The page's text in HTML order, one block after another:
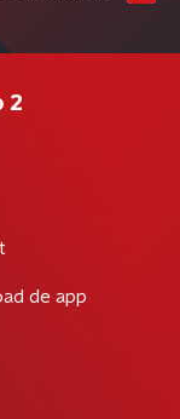
2
de app